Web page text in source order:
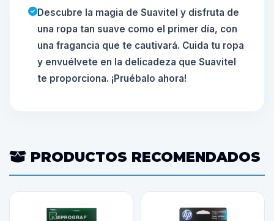
Descubre la magia de Suavitel y disfruta de
una ropa tan suave como el primer día, con
una fragancia que te cautivará. Cuida tu ropa
y envuélvete en la delicadeza que Suavitel
te proporciona. ¡Pruébalo ahora!
PRODUCTOS RECOMENDADOS